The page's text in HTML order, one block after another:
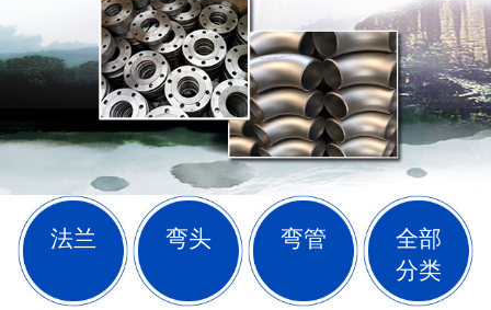
法兰 弯头 弯管
全部
分类